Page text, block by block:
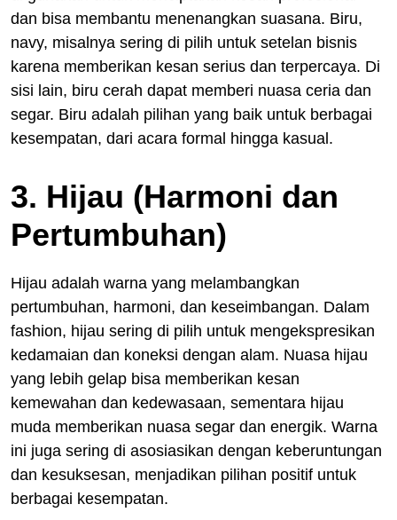
dan bisa membantu menenangkan suasana. Biru,
navy, misalnya sering di pilih untuk setelan bisnis
karena memberikan kesan serius dan terpercaya. Di
sisi lain, biru cerah dapat memberi nuasa ceria dan
segar. Biru adalah pilihan yang baik untuk berbagai
kesempatan, dari acara formal hingga kasual.
3. Hijau (Harmoni dan
Pertumbuhan)
Hijau adalah warna yang melambangkan
pertumbuhan, harmoni, dan keseimbangan. Dalam
fashion, hijau sering di pilih untuk mengekspresikan
kedamaian dan koneksi dengan alam. Nuasa hijau
yang lebih gelap bisa memberikan kesan
kemewahan dan kedewasaan, sementara hijau
muda memberikan nuasa segar dan energik. Warna
ini juga sering di asosiasikan dengan keberuntungan
dan kesuksesan, menjadikan pilihan positif untuk
berbagai kesempatan.